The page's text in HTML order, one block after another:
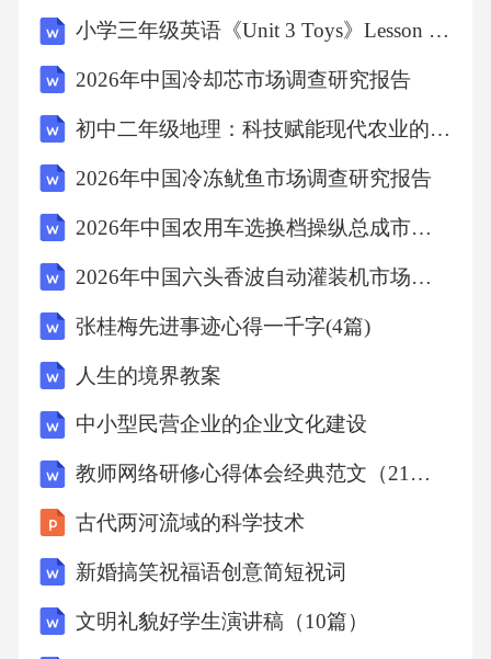
指导员工作规范道德是立身之本：为人处世的
会舆论、内心信念等来维持调整人与人之间,及
人与社会关系德行为规范总和社会体育指导员
工作规范一
则
研
究最近，美国耶鲁大学和加州大学的专家跟踪
调查了加州阿拉米县7000位居民，密西根大学
调查研究中心对2700多人进行了14年跟踪调
查，三所大学提出相同结论并向世人宣布：善
恶影响人寿命。研究人员在以“社会关系如何影
响人的死亡率”为课题的研究中惊讶地发现：一
个乐于助人且和他人相处融洽的人，其预期寿
小学三年级英语《Unit 3 Toys》Lesson 1 教学设计
2026年中国冷却芯市场调查研究报告
初中二年级地理：科技赋能现代农业的路径与案例深度探究
2026年中国冷冻鱿鱼市场调查研究报告
2026年中国农用车选换档操纵总成市场调查研究报告
2026年中国六头香波自动灌装机市场调查研究报告
张桂梅先进事迹心得一千字(4篇)
人生的境界教案
中小型民营企业的企业文化建设
教师网络研修心得体会经典范文（21篇）
古代两河流域的科学技术
新婚搞笑祝福语创意简短祝词
文明礼貌好学生演讲稿（10篇）